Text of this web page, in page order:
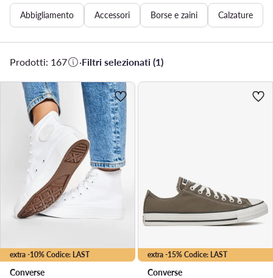
Abbigliamento Accessori Borse e zaini Calzature
Prodotti: 167 ·Filtri selezionati (1)
extra -10% Codice: LAST
Converse
extra -15% Codice: LAST
Converse